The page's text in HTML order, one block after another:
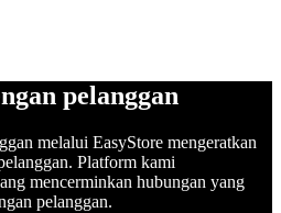
pelanggan
melalui EasyStore mengeratkan
Platform kami
mencerminkan hubungan yang
pelanggan.